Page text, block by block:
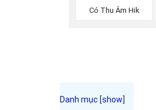
Có Thu Âm Hik